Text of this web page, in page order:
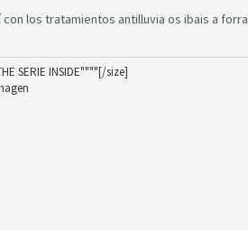
con los tratamientos antilluvia os ibais a
SERIE INSIDE""""[/size]